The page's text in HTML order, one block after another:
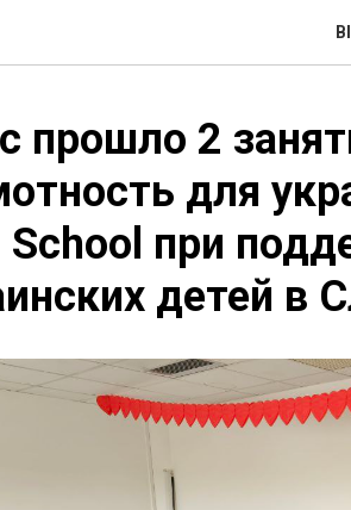
прошло 2
для
School при
детей в